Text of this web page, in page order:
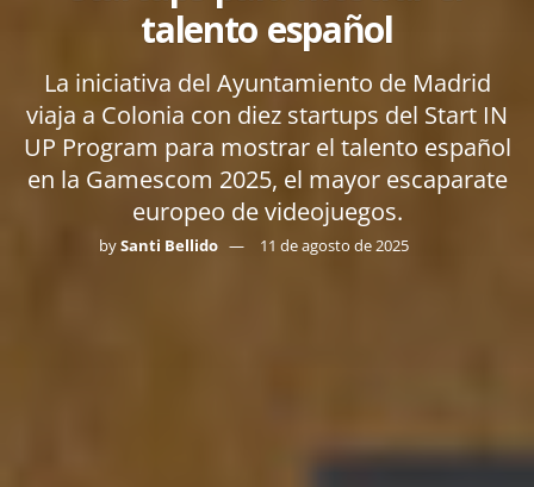
talento español
La iniciativa del Ayuntamiento de Madrid
viaja a Colonia con diez startups del Start IN
UP Program para mostrar el talento español
en la Gamescom 2025, el mayor escaparate
europeo de videojuegos.
bySanti Bellido 11 de agosto de 2025